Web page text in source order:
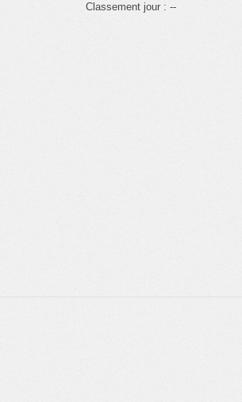
Classement jour : --